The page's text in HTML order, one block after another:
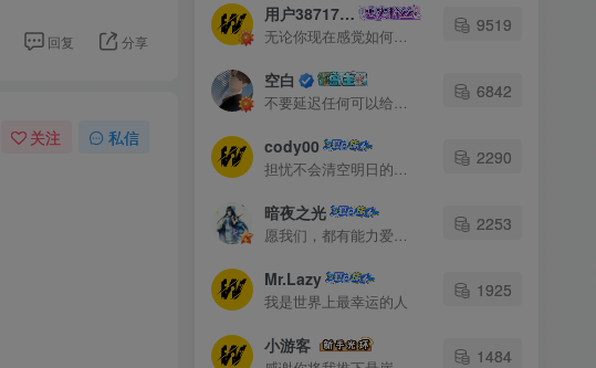
回复 分享
关注 私信
用户38717948 9519
空白 6842
cody00 2290
暗夜之光 2253
Mr.Lazy
我是世界上最幸运的人
1925
小游客 1484